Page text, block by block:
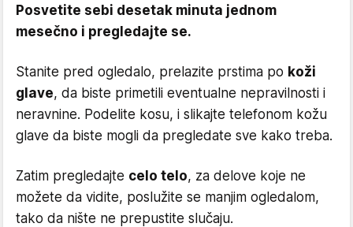
Posvetite sebi desetak minuta jednom
mesečno i pregledajte se.
Stanite pred ogledalo, prelazite prstima po koži
glave, da biste primetili eventualne nepravilnosti i
neravnine. Podelite kosu, i slikajte telefonom kožu
glave da biste mogli da pregledate sve kako treba.
Zatim pregledajte celo telo, za delove koje ne
možete da vidite, poslužite se manjim ogledalom,
tako da nište ne prepustite slučaju.